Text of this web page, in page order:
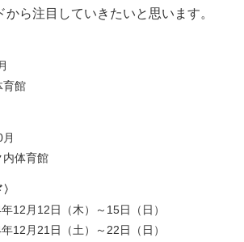
ら注目していきたいと思います。
育館
内体育館
12月12日（木）～15日（日）
月21日（土）～22日（日）